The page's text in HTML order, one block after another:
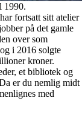
1990.
fortsatt sitt atelier
på det gamle
over som
i 2016 solgte
kroner.
et bibliotek og
er du nemlig midt
med